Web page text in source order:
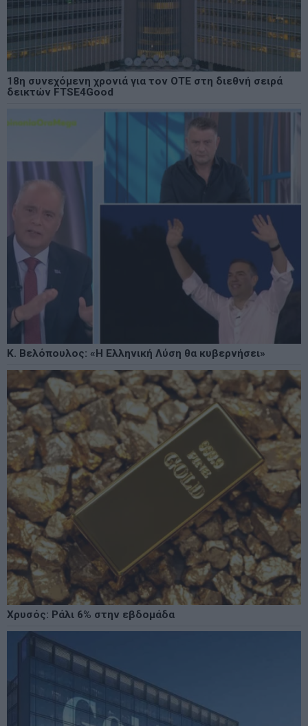
18η συνεχόμενη χρονιά για τον ΟΤΕ στη διεθνή σειρά
δεικτών FTSE4Good
Κ. Βελόπουλος: «Η Ελληνική Λύση θα κυβερνήσει»
Χρυσός: Ράλι 6% στην εβδομάδα